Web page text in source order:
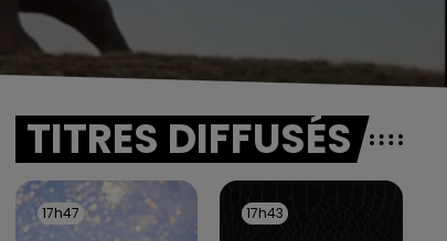
TITRES DIFFUSÉS
17h47
17h47 17h43
17h43